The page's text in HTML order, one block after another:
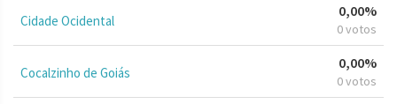
Cidade Ocidental
0,00%
0 votos
Cocalzinho de Goiás
0,00%
0 votos